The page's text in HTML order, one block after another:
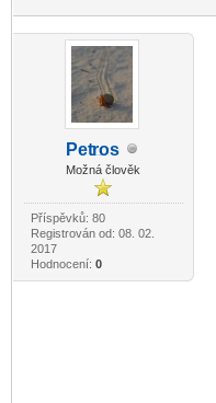
Petros
Možná člověk
Příspěvků: 80
Registrován od: 08. 02.
2017
Hodnocení: 0